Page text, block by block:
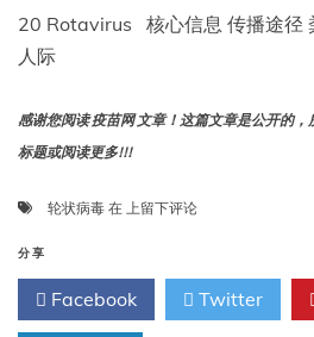
20 Rotavirus 核心信息 传播途径
人际
感谢您阅读 疫苗网 文章！这篇文章是公开的
标题或阅读更多!!!
轮状病毒 在 第
轮
状
病
上留下评论
分享
Facebook Twitter